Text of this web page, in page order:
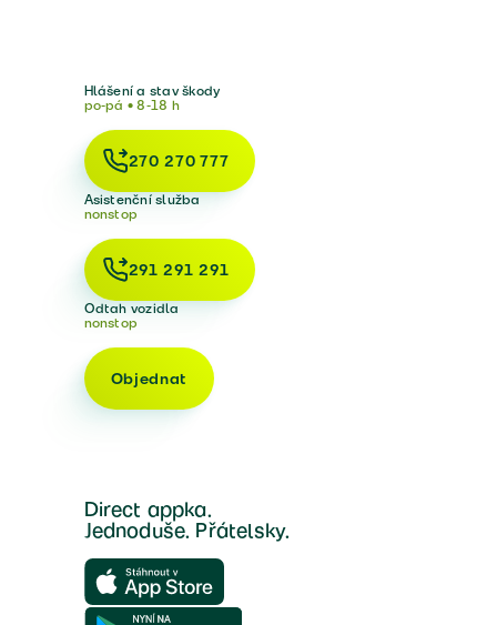
Hlášení a stav škody
po-pá • 8-18 h
270 270 777
Asistenční služba
nonstop
291 291 291
Odtah vozidla
nonstop
Objednat
Direct appka.
Jednoduše. Přátelsky.